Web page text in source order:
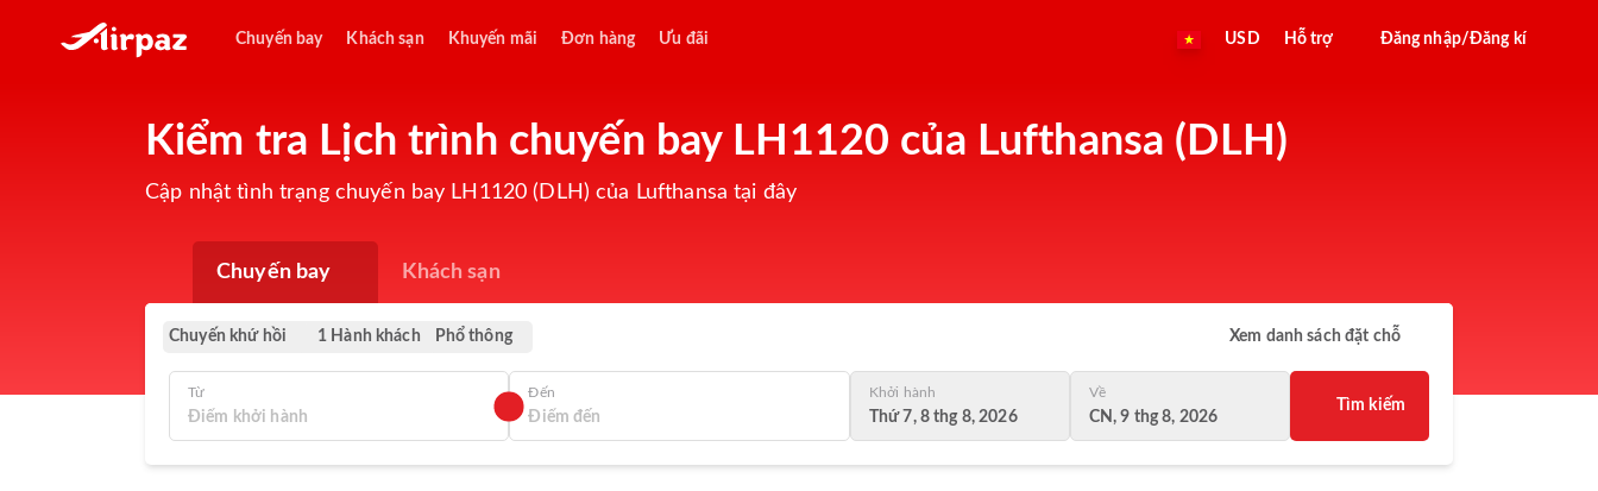
Chuyến bay Khách sạn Khuyến mãi Đơn hàng Ưu đãi USD Hỗ trợ Đăng nhập/Đăng kí
Kiểm tra Lịch trình chuyến bay LH1120 của Lufthansa (DLH)
Cập nhật tình trạng chuyến bay LH1120 (DLH) của Lufthansa tại đây
Chuyến bay Khách sạn
Chuyến khứ hồi 1 Hành khách Phổ thông Xem danh sách đặt chỗ
Từ Đến Khởi hành
Thứ 7, 8 thg 8, 2026
Về
CN, 9 thg 8, 2026
Tìm kiếm